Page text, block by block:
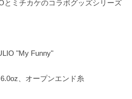
とミチカケのコラボグッズシリーズ
"My Funny"
、オープンエンド糸